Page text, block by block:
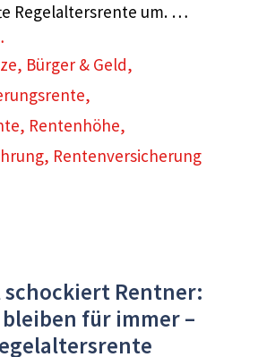
Regelaltersrente um. …
, Bürger & Geld,
,
, Rentenhöhe,
, Rentenversicherung
schockiert Rentner:
für immer –